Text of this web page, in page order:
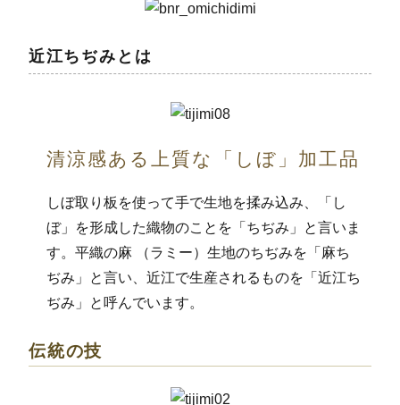
近江ちぢみとは
清涼感ある上質な「しぼ」加工品
しぼ取り板を使って手で生地を揉み込み、「し
ぼ」を形成した織物のことを「ちぢみ」と言いま
す。平織の麻 （ラミー）生地のちぢみを「麻ち
ぢみ」と言い、近江で生産されるものを「近江ち
ぢみ」と呼んでいます。
伝統の技